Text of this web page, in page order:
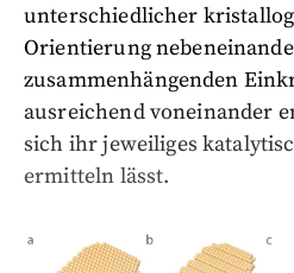
unterschiedlicher
Orientierung
zusammenhängenden
ausreichend voneinander
sich ihr jeweiliges
ermitteln lässt.